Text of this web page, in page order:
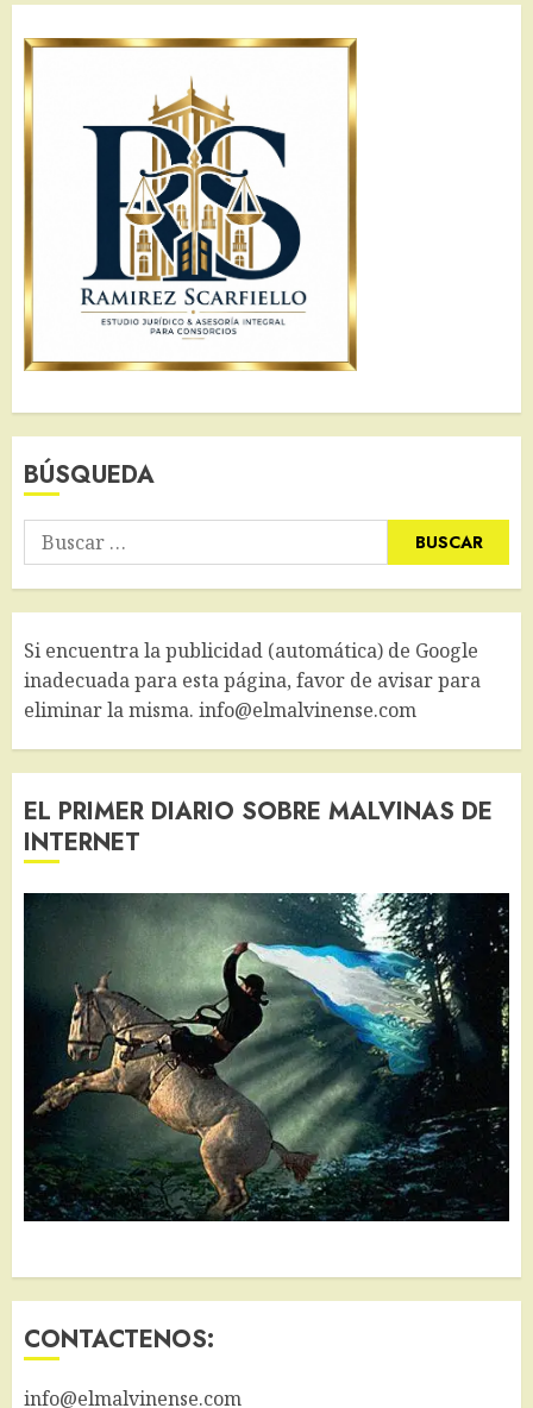
BÚSQUEDA
Buscar:
Si encuentra la publicidad (automática) de Google
inadecuada para esta página, favor de avisar para
eliminar la misma. info@elmalvinense.com
EL PRIMER DIARIO SOBRE MALVINAS DE
INTERNET
CONTACTENOS:
info@elmalvinense.com